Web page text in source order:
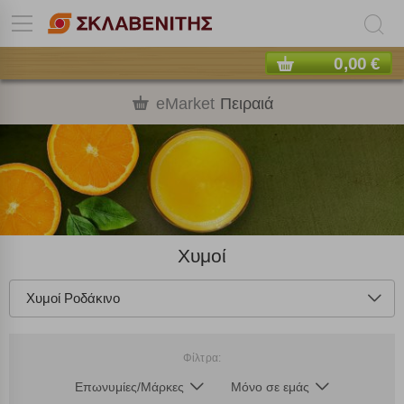
0,00 €
eMarket Πειραιά
Χυμοί
Χυμοί Ροδάκινο
Φίλτρα:
Επωνυμίες/Μάρκες Μόνο σε εμάς